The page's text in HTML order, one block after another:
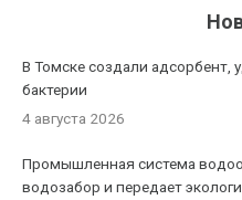
В Томске создали
бактерии
4 августа 2026
Промышленная система
водозабор и передает